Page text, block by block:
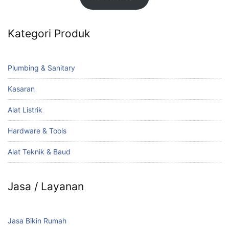
Kategori Produk
Plumbing & Sanitary
Kasaran
Alat Listrik
Hardware & Tools
Alat Teknik & Baud
Jasa / Layanan
Jasa Bikin Rumah